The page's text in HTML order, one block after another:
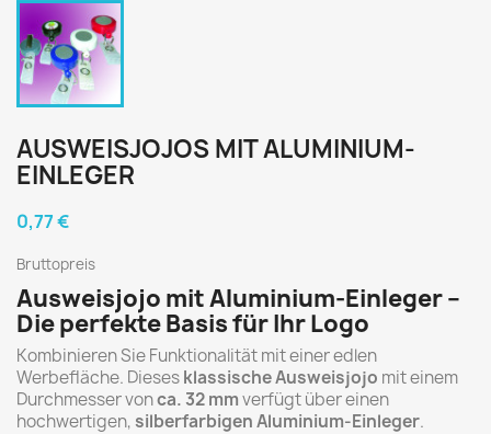
AUSWEISJOJOS MIT ALUMINIUM-
EINLEGER
0,77 €
Bruttopreis
Ausweisjojo mit Aluminium-Einleger –
Die perfekte Basis für Ihr Logo
Kombinieren Sie Funktionalität mit einer edlen
Werbefläche. Diesesklassische Ausweisjojo mit einem
Durchmesser vonca. 32 mmverfügt über einen
hochwertigen,silberfarbigen Aluminium-Einleger.